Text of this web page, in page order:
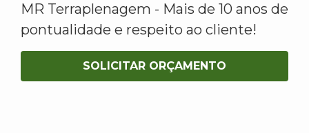
MR Terraplenagem - Mais de 10 anos de
pontualidade e respeito ao cliente!
SOLICITAR ORÇAMENTO